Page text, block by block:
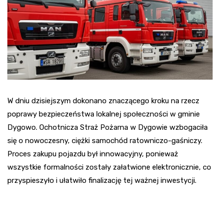
W dniu dzisiejszym dokonano znaczącego kroku na rzecz
poprawy bezpieczeństwa lokalnej społeczności w gminie
Dygowo. Ochotnicza Straż Pożarna w Dygowie wzbogaciła
się o nowoczesny, ciężki samochód ratowniczo-gaśniczy.
Proces zakupu pojazdu był innowacyjny, ponieważ
wszystkie formalności zostały załatwione elektronicznie, co
przyspieszyło i ułatwiło finalizację tej ważnej inwestycji.